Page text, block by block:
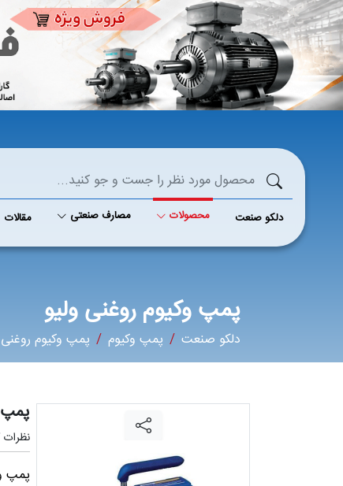
دلکو صنعت محصولات مصارف صنعتی مقالات
پمپ وکیوم روغنی ولیو
دلکو صنعت پمپ وکیوم پمپ وکیوم روغنی
پمپ
نظرات